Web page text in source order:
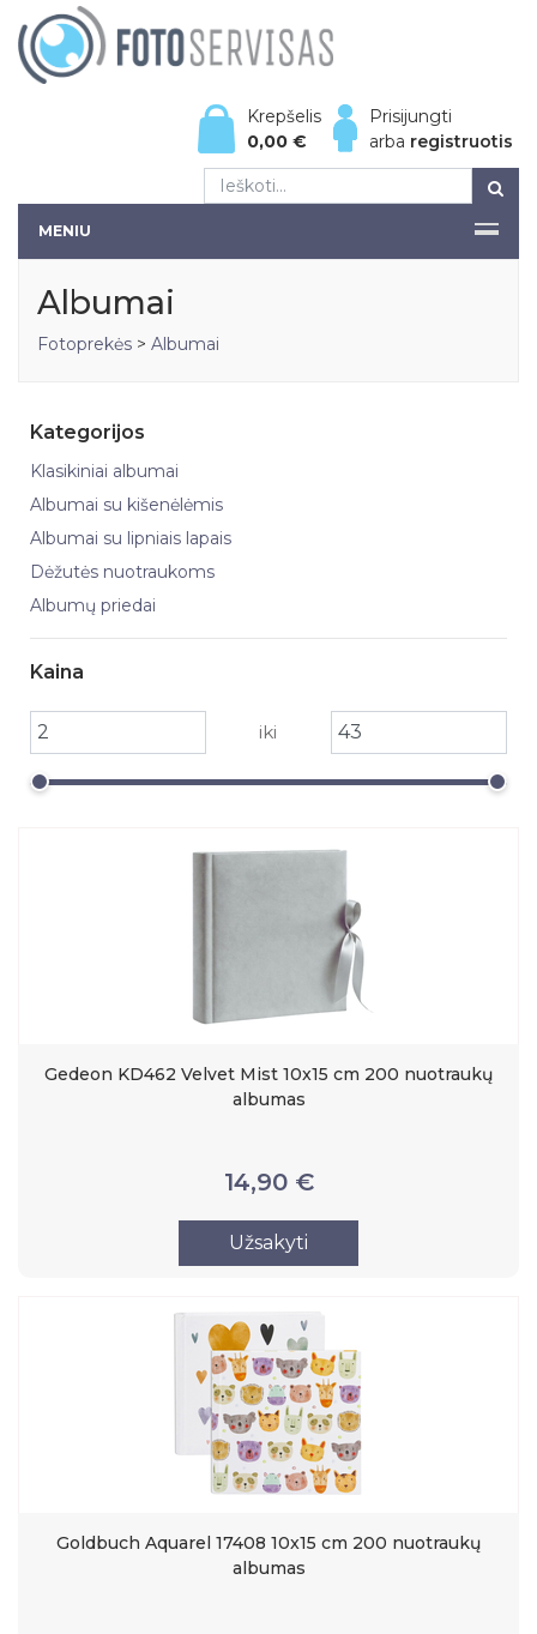
Prisijungti
arba registruotis
Krepšelis
0,00 €
MENIU
Albumai
Fotoprekės > Albumai
Kategorijos
Klasikiniai albumai
Albumai su kišenėlėmis
Albumai su lipniais lapais
Dėžutės nuotraukoms
Albumų priedai
Kaina
iki
Gedeon KD462 Velvet Mist 10x15 cm 200 nuotraukų
albumas
14,90 €
Užsakyti
Goldbuch Aquarel 17408 10x15 cm 200 nuotraukų
albumas